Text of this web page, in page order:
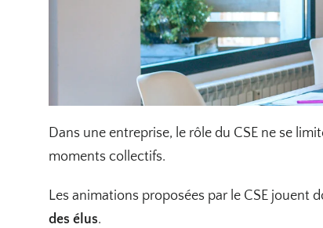
Dans une entreprise, le rôle du CSE ne se
moments collectifs.
Les animations proposées par le CSE jouent
des élus.